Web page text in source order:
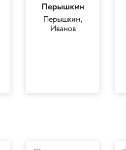
Перышкин
Перышкин,
Иванов